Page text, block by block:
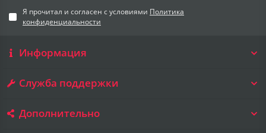
Я прочитал и согласен с условиями Политика
конфиденциальности
Информация
Служба поддержки
Дополнительно